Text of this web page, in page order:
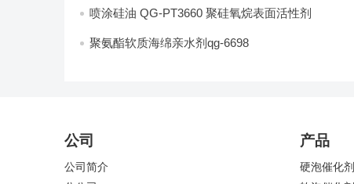
喷涂硅油 QG-PT3660 聚硅氧烷表面活性剂
聚氨酯软质海绵亲水剂qg-6698
公司
公司简介
产品
硬泡催化剂